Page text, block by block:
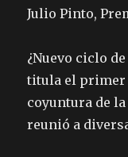
Julio Pinto,
¿Nuevo ciclo
titula el primer
coyuntura de
reunió a